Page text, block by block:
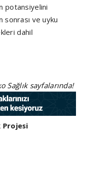
potansiyelini
ve uyku
dahil
Sağlık sayfalarında!
Projesi